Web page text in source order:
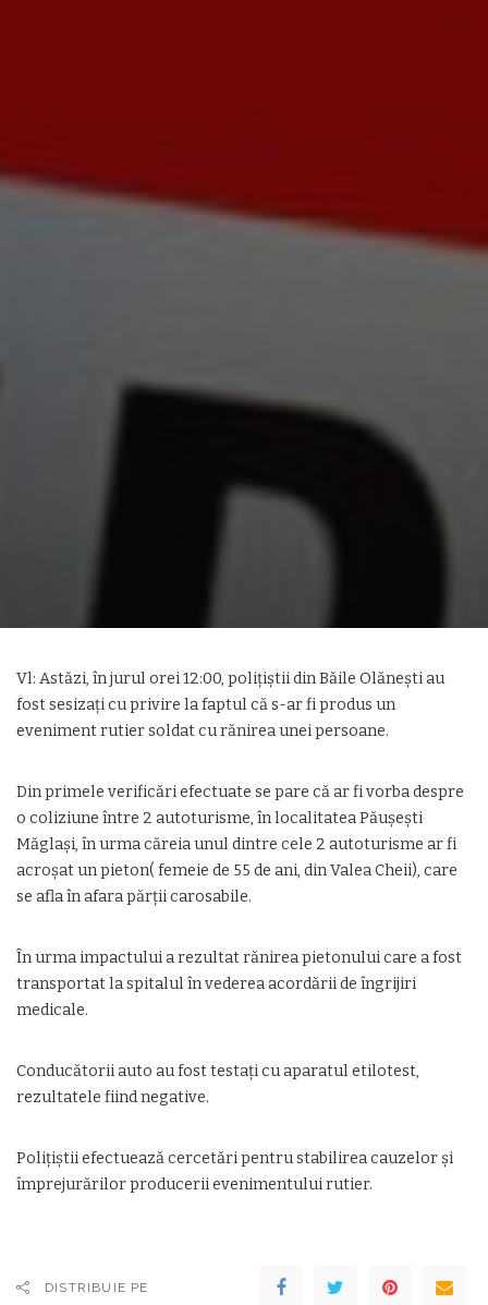
Vl: Astăzi, în jurul orei 12:00, polițiștii din Băile Olănești au
fost sesizați cu privire la faptul că s-ar fi produs un
eveniment rutier soldat cu rănirea unei persoane.
Din primele verificări efectuate se pare că ar fi vorba despre
o coliziune între 2 autoturisme, în localitatea Păușești
Măglași, în urma căreia unul dintre cele 2 autoturisme ar fi
acroșat un pieton( femeie de 55 de ani, din Valea Cheii), care
se afla în afara părții carosabile.
În urma impactului a rezultat rănirea pietonului care a fost
transportat la spitalul în vederea acordării de îngrijiri
medicale.
Conducătorii auto au fost testați cu aparatul etilotest,
rezultatele fiind negative.
Polițiștii efectuează cercetări pentru stabilirea cauzelor și
împrejurărilor producerii evenimentului rutier.
DISTRIBUIE PE